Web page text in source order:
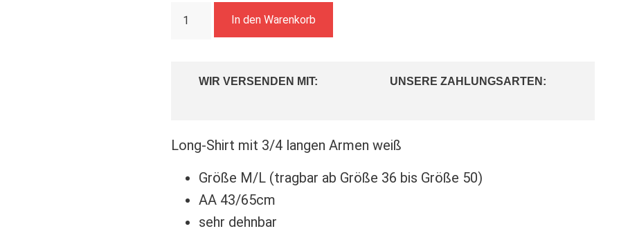
In den Warenkorb
WIR VERSENDEN MIT: UNSERE ZAHLUNGSARTEN:
Long-Shirt mit 3/4 langen Armen weiß
Größe M/L (tragbar ab Größe 36 bis Größe 50)
AA 43/65cm
sehr dehnbar